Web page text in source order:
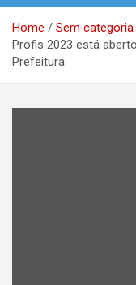
Home
Sem categoria
Profis 2023 está
Prefeitura